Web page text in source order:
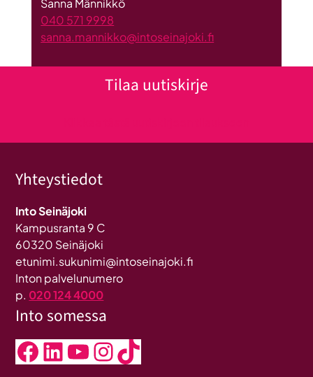
Sanna Männikkö
040 571 9998
sanna.mannikko@intoseinajoki.fi
Tilaa uutiskirje
Yhteystiedot
Into Seinäjoki
Kampusranta 9 C
60320 Seinäjoki
etunimi.sukunimi@intoseinajoki.fi
Inton palvelunumero
p. 020 124 4000
Into somessa
Facebook LinkedIn YouTube InstagramTikTok